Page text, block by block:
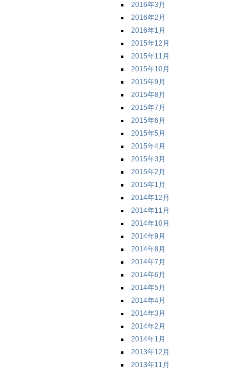
2016年3月
2016年2月
2016年1月
2015年12月
2015年11月
2015年10月
2015年9月
2015年8月
2015年7月
2015年6月
2015年5月
2015年4月
2015年3月
2015年2月
2015年1月
2014年12月
2014年11月
2014年10月
2014年9月
2014年8月
2014年7月
2014年6月
2014年5月
2014年4月
2014年3月
2014年2月
2014年1月
2013年12月
2013年11月